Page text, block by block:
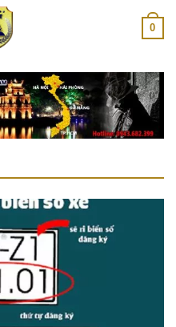
0